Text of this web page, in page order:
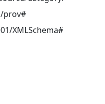
prov#
XMLSchema#